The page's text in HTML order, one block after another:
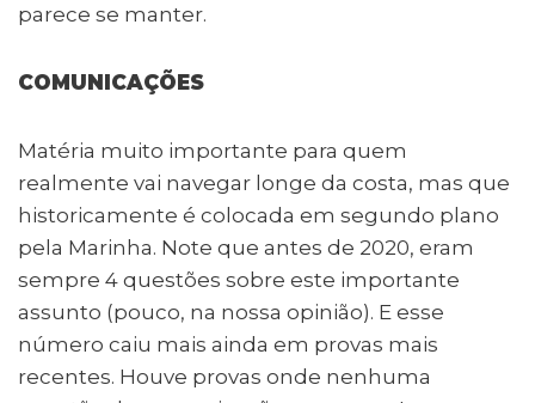
parece se manter.
COMUNICAÇÕES
Matéria muito importante para quem
realmente vai navegar longe da costa, mas que
historicamente é colocada em segundo plano
pela Marinha. Note que antes de 2020, eram
sempre 4 questões sobre este importante
assunto (pouco, na nossa opinião). E esse
número caiu mais ainda em provas mais
recentes. Houve provas onde nenhuma